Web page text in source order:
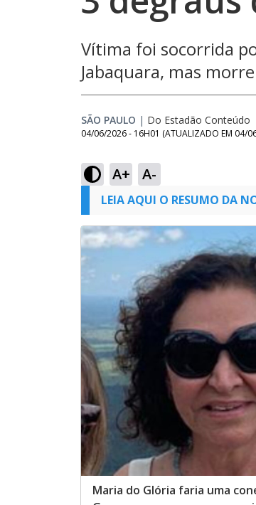
Vítima foi socorrida
Jabaquara, mas
SÃO PAULO | Do Estadão Conteúdo
04/06/2026 - 16H01 (ATUALIZADO EM 04/
A+ A-
LEIA AQUI O RESUMO DA
Maria do Glória faria uma